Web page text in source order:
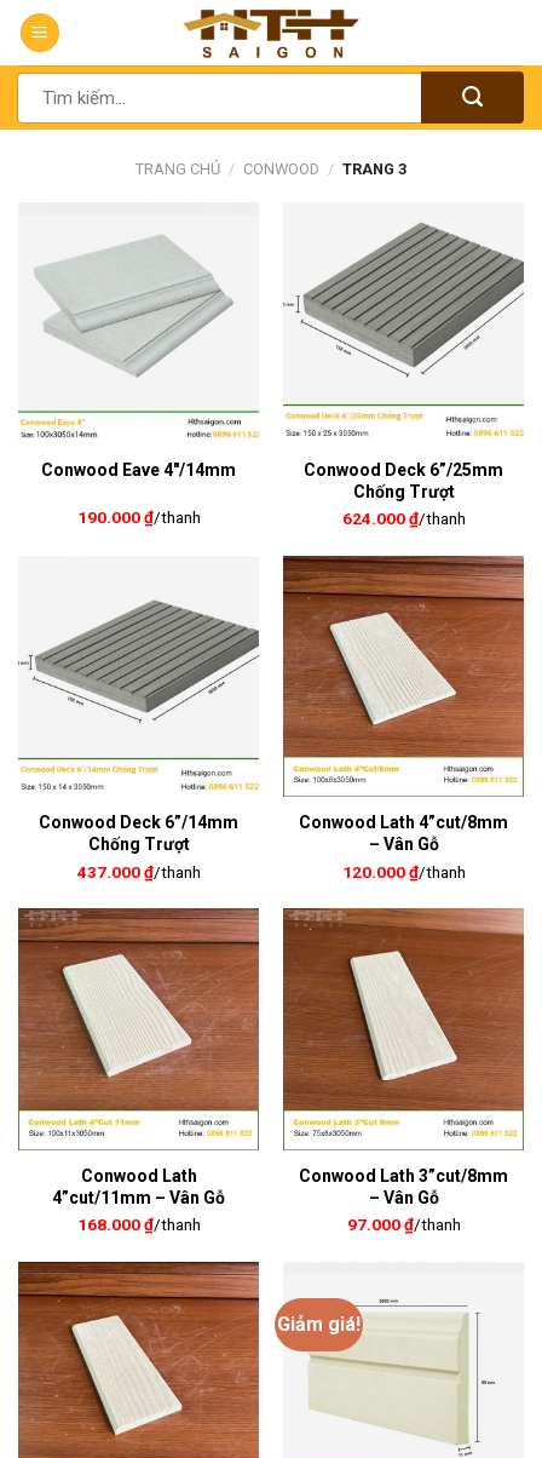
Chuyển
đến
nộiTìm
kiếm:
TRANG CHỦ / CONWOOD / TRANG 3
Conwood Eave 4″/14mm
190.000₫/thanh
Conwood Deck 6”/25mm
Chống Trượt
624.000₫/thanh
Conwood Deck 6”/14mm
Chống Trượt
437.000₫/thanh
Conwood Lath 4”cut/8mm
– Vân Gỗ
120.000₫/thanh
Conwood Lath
4”cut/11mm – Vân Gỗ
168.000₫/thanh
Conwood Lath 3”cut/8mm
– Vân Gỗ
97.000₫/thanh
Giảm giá!